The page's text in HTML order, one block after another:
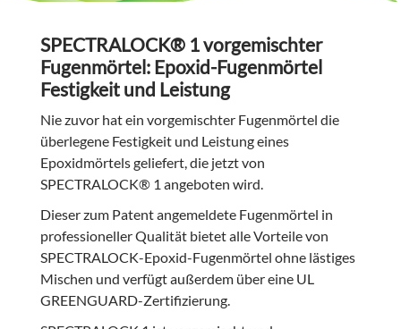
SPECTRALOCK® 1 vorgemischter
Fugenmörtel: Epoxid-Fugenmörtel
Festigkeit und Leistung
Nie zuvor hat ein vorgemischter Fugenmörtel die
überlegene Festigkeit und Leistung eines
Epoxidmörtels geliefert, die jetzt von
SPECTRALOCK® 1 angeboten wird.
Dieser zum Patent angemeldete Fugenmörtel in
professioneller Qualität bietet alle Vorteile von
SPECTRALOCK-Epoxid-Fugenmörtel ohne lästiges
Mischen und verfügt außerdem über eine UL
GREENGUARD-Zertifizierung.